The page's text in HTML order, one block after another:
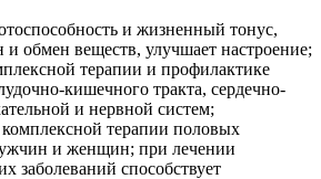
и жизненный тонус,
и обмен веществ, улучшает настроение;
терапии и профилактике
кишечного тракта, сердечно-
и нервной систем;
комплексной терапии половых
и женщин; при лечении
заболеваний способствует